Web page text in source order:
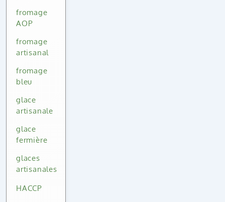
fromage
AOP
fromage
artisanal
fromage
bleu
glace
artisanale
glace
fermière
glaces
artisanales
HACCP